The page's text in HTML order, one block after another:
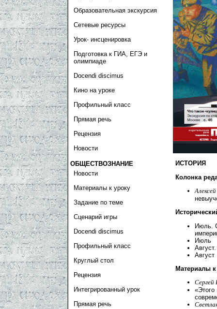
Образовательная экскурсия
Сетевые ресурсы
Урок- инсценировка
Подготовка к ГИА, ЕГЭ и
олимпиаде
Docendi discimus
Кино на уроке
Профильный класс
Прямая речь
Рецензия
Новости
ОБЩЕСТВОЗНАНИЕ
Новости
Материалы к уроку
Задание по теме
Сценарий игры
Docendi discimus
Профильный класс
Круглый стол
Рецензия
Интегрированный урок
Прямая речь
ИСТОРИЯ
Колонка
Июль.
Июль
Август
Материалы к
Сергей
«Этого